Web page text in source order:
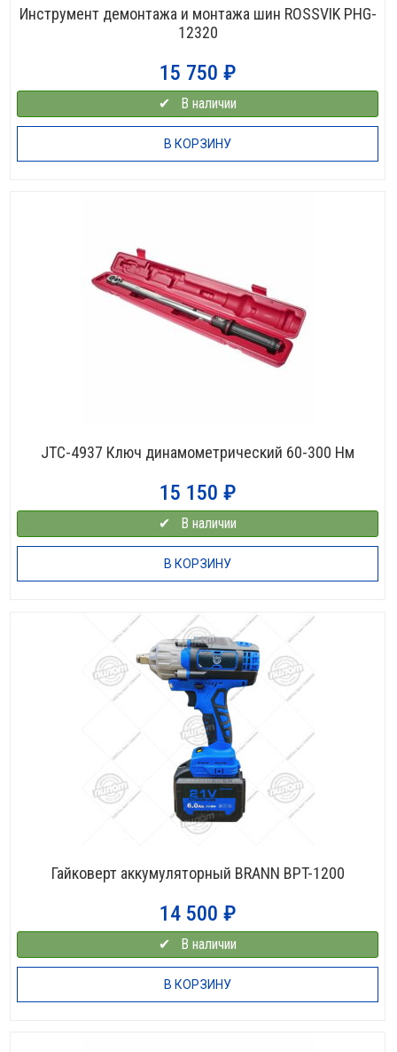
Инструмент демонтажа и монтажа шин ROSSVIK PHG-
12320
15 750 ₽
✔⠀В наличии
В КОРЗИНУ
JTC-4937 Ключ динамометрический 60-300 Нм
15 150 ₽
✔⠀В наличии
В КОРЗИНУ
Гайковерт аккумуляторный BRANN BPT-1200
14 500 ₽
✔⠀В наличии
В КОРЗИНУ